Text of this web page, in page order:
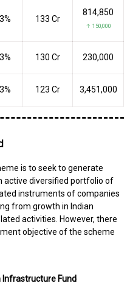
3% ₹133 Cr
814,850
↑ 150,000
3% ₹130 Cr 230,000
3% ₹123 Cr 3,451,000
is to seek to generate
active diversified portfolio of
instruments of companies
from growth in Indian
activities. However, there
objective of the scheme
Infrastructure Fund